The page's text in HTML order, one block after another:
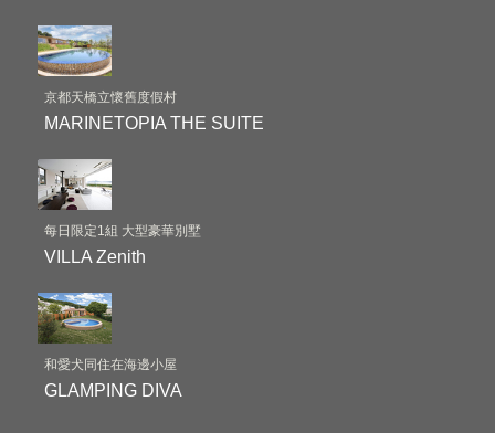
京都天橋立懷舊度假村
MARINETOPIA THE SUITE
每日限定1組 大型豪華別墅
VILLA Zenith
和愛犬同住在海邊小屋
GLAMPING DIVA